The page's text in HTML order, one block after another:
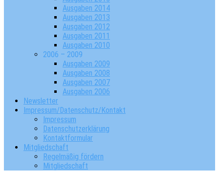
Ausgaben 2014
Ausgaben 2013
Ausgaben 2012
Ausgaben 2011
Ausgaben 2010
2006 – 2009
Ausgaben 2009
Ausgaben 2008
Ausgaben 2007
Ausgaben 2006
Newsletter
Impressum/Datenschutz/Kontakt
Impressum
Datenschutzerklärung
Kontaktformular
Mitgliedschaft
Regelmäßig fördern
Mitgliedschaft